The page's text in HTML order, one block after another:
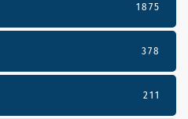
1875
378
211